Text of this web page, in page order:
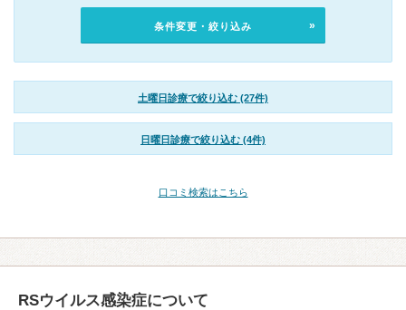
条件変更・絞り込み
土曜日診療で絞り込む (27件)
日曜日診療で絞り込む (4件)
口コミ検索はこちら
RSウイルス感染症について